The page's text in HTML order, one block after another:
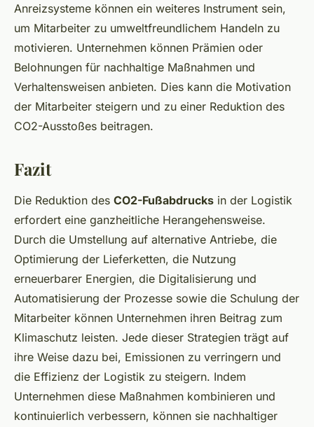
Anreizsysteme können ein weiteres Instrument sein,
um Mitarbeiter zu umweltfreundlichem Handeln zu
motivieren. Unternehmen können Prämien oder
Belohnungen für nachhaltige Maßnahmen und
Verhaltensweisen anbieten. Dies kann die Motivation
der Mitarbeiter steigern und zu einer Reduktion des
CO2-Ausstoßes beitragen.
Fazit
Die Reduktion des CO2-Fußabdrucks in der Logistik
erfordert eine ganzheitliche Herangehensweise.
Durch die Umstellung auf alternative Antriebe, die
Optimierung der Lieferketten, die Nutzung
erneuerbarer Energien, die Digitalisierung und
Automatisierung der Prozesse sowie die Schulung der
Mitarbeiter können Unternehmen ihren Beitrag zum
Klimaschutz leisten. Jede dieser Strategien trägt auf
ihre Weise dazu bei, Emissionen zu verringern und
die Effizienz der Logistik zu steigern. Indem
Unternehmen diese Maßnahmen kombinieren und
kontinuierlich verbessern, können sie nachhaltiger